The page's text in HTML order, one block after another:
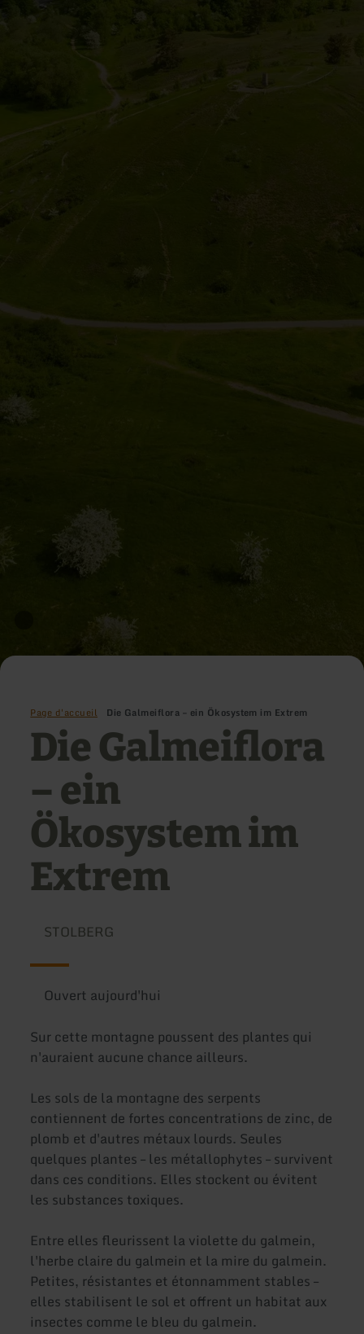
Page d'accueil Die Galmeiflora – ein Ökosystem im Extrem
Die Galmeiflora
– ein
Ökosystem im
Extrem
STOLBERG
Ouvert aujourd'hui
Sur cette montagne poussent des plantes qui
n'auraient aucune chance ailleurs.
Les sols de la montagne des serpents
contiennent de fortes concentrations de zinc, de
plomb et d'autres métaux lourds. Seules
quelques plantes – les métallophytes – survivent
dans ces conditions. Elles stockent ou évitent
les substances toxiques.
Entre elles fleurissent la violette du galmein,
l'herbe claire du galmein et la mire du galmein.
Petites, résistantes et étonnamment stables –
elles stabilisent le sol et offrent un habitat aux
insectes comme le bleu du galmein.